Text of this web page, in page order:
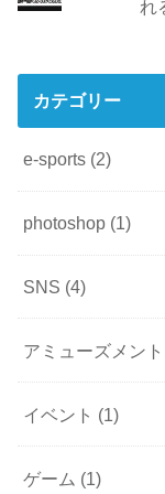
れ
カテゴリー
e-sports (2)
photoshop (1)
SNS (4)
アミューズメント
イベント (1)
ゲーム (1)